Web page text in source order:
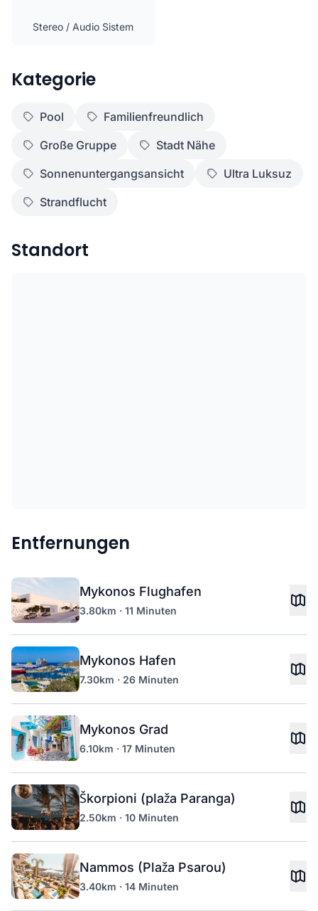
Stereo / Audio Sistem
Kategorie
Pool
Familienfreundlich
Große Gruppe
Stadt Nähe
Sonnenuntergangsansicht
Ultra Luksuz
Strandflucht
Standort
Entfernungen
Mykonos Flughafen
3.80km · 11 Minuten
Mykonos Hafen
7.30km · 26 Minuten
Mykonos Grad
6.10km · 17 Minuten
Škorpioni (plaža Paranga)
2.50km · 10 Minuten
Nammos (Plaža Psarou)
3.40km · 14 Minuten